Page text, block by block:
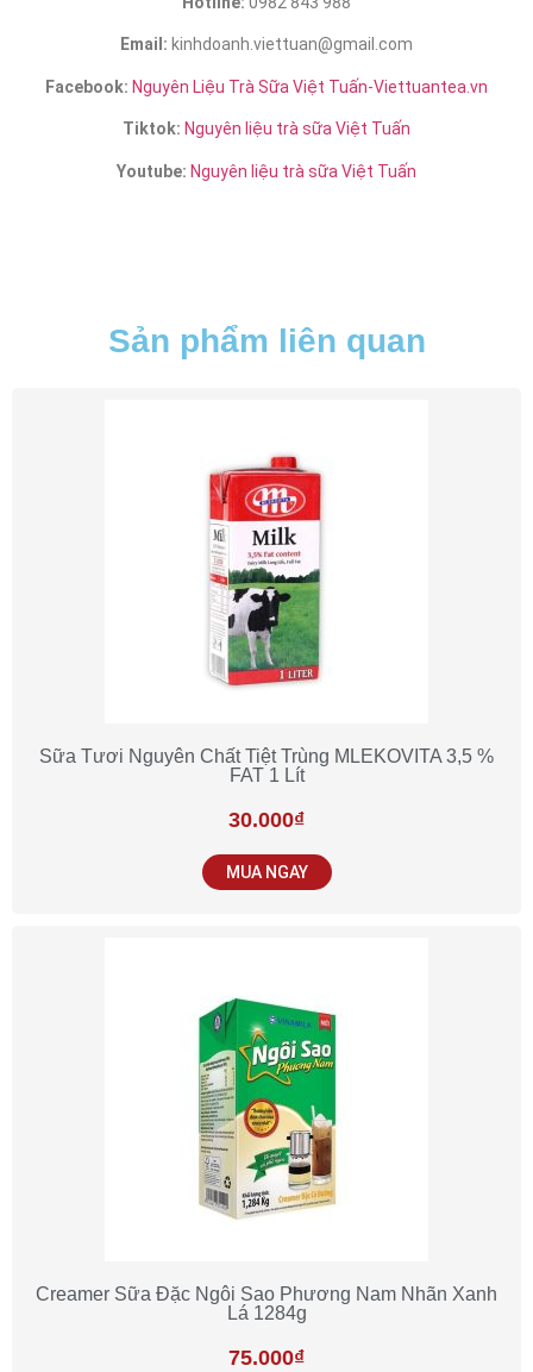
Email: kinhdoanh.viettuan@gmail.com
Facebook: Nguyên Liệu Trà Sữa Việt Tuấn-Viettuantea.vn
Tiktok: Nguyên liệu trà sữa Việt Tuấn
Youtube: Nguyên liệu trà sữa Việt Tuấn
Sản phẩm liên quan
Sữa Tươi Nguyên Chất Tiệt Trùng MLEKOVITA 3,5 %
FAT 1 Lít
30.000₫
MUA NGAY
Creamer Sữa Đặc Ngôi Sao Phương Nam Nhãn Xanh
Lá 1284g
75.000₫